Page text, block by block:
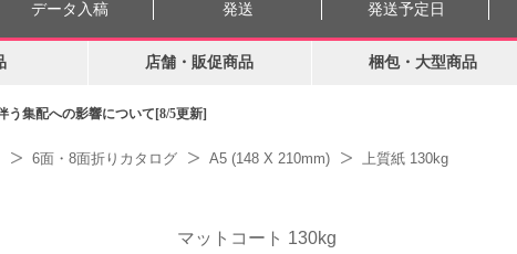
う集配への影響について[8/5更新]
データ入稿 発送 発送予定日
店舗・販促商品 梱包・大型商品
6面・8面折りカタログ A5 (148 X 210mm) 上質紙 130kg
マットコート 130kg